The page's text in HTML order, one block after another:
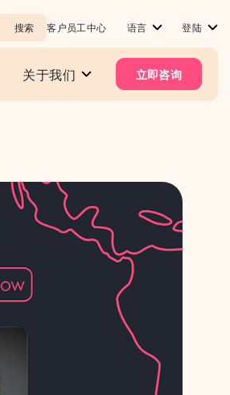
搜索 客户员工中心 语言 登陆
关于我们 立即咨询